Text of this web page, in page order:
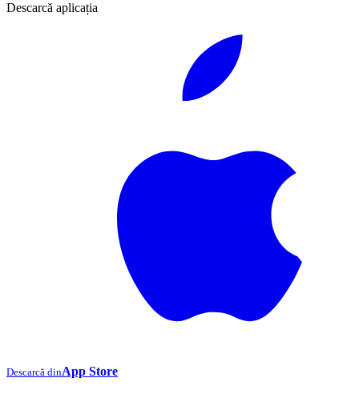
Descarcă aplicația
Descarcă dinApp Store